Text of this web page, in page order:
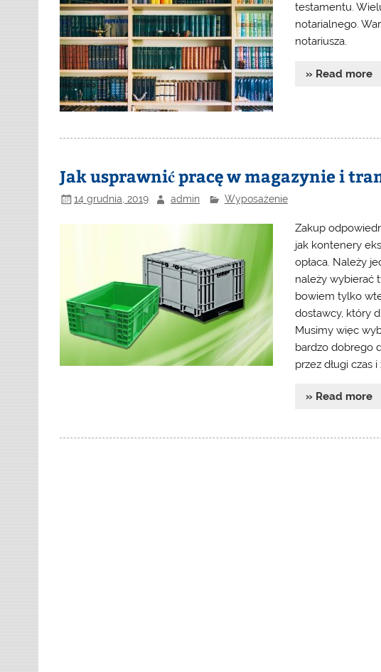
testamentu.
notarialnego.
notariusza.
» Read more
Jak usprawnić pracę w magazynie i
14 grudnia, 2019 admin Wyposażenie
Zakup
jak kontenery
opłaca. Należy
należy wybierać
bowiem tylko
dostawcy, który
Musimy więc
bardzo dobrego
przez długi czas
» Read more